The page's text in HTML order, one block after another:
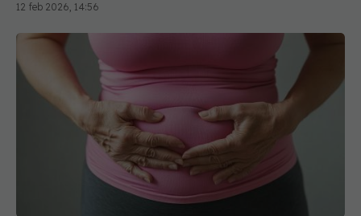
12 feb 2026, 14:56